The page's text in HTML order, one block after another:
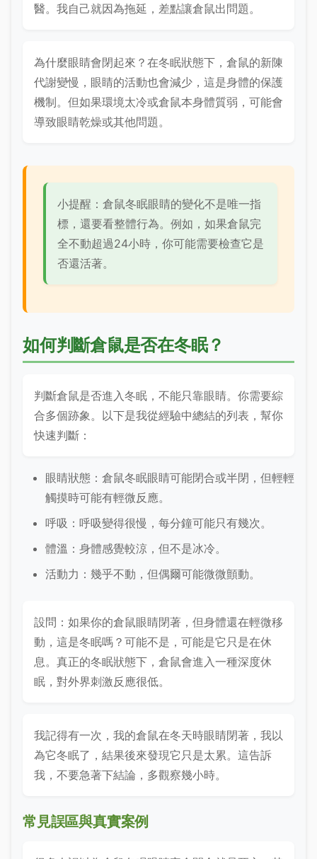
醫。我自己就因為拖延，差點讓倉鼠出問題。
為什麼眼睛會閉起來？在冬眠狀態下，倉鼠的新陳
代謝變慢，眼睛的活動也會減少，這是身體的保護
機制。但如果環境太冷或倉鼠本身體質弱，可能會
導致眼睛乾燥或其他問題。
小提醒：倉鼠冬眠眼睛的變化不是唯一指
標，還要看整體行為。例如，如果倉鼠完
全不動超過24小時，你可能需要檢查它是
否還活著。
如何判斷倉鼠是否在冬眠？
判斷倉鼠是否進入冬眠，不能只靠眼睛。你需要綜
合多個跡象。以下是我從經驗中總結的列表，幫你
快速判斷：
眼睛狀態：倉鼠冬眠眼睛可能閉合或半閉，但輕輕
觸摸時可能有輕微反應。
呼吸：呼吸變得很慢，每分鐘可能只有幾次。
體溫：身體感覺較涼，但不是冰冷。
活動力：幾乎不動，但偶爾可能微微顫動。
設問：如果你的倉鼠眼睛閉著，但身體還在輕微移
動，這是冬眠嗎？可能不是，可能是它只是在休
息。真正的冬眠狀態下，倉鼠會進入一種深度休
眠，對外界刺激反應很低。
我記得有一次，我的倉鼠在冬天時眼睛閉著，我以
為它冬眠了，結果後來發現它只是太累。這告訴
我，不要急著下結論，多觀察幾小時。
常見誤區與真實案例